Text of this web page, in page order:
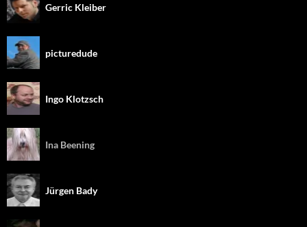
Gerric Kleiber
picturedude
Ingo Klotzsch
Ina Beening
Jürgen Bady